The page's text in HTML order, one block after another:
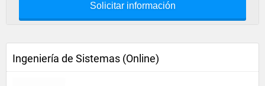
Solicitar información
Ingeniería de Sistemas (Online)